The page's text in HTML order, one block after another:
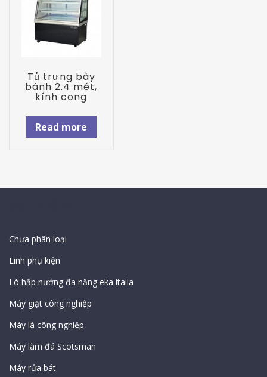
Tủ trưng bày
bánh 2.4 mét,
kính cong
Read more
Chưa phân loại
Linh phụ kiện
Lò hấp nướng đa năng eka italia
Máy giặt công nghiệp
Máy là công nghiệp
Máy làm đá Scotsman
Máy rửa bát